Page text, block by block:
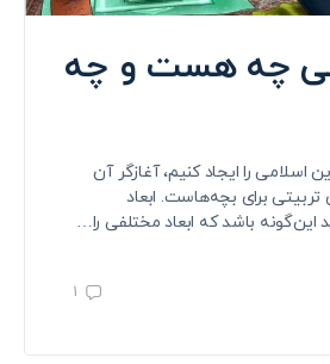
چه هست و چه
اسلامی را ایجاد کنیم، آغازگر آن
تربیتی برای بچه‌هاست. ابعاد
این‌گونه باشد که ابعاد مختلفی را…
1